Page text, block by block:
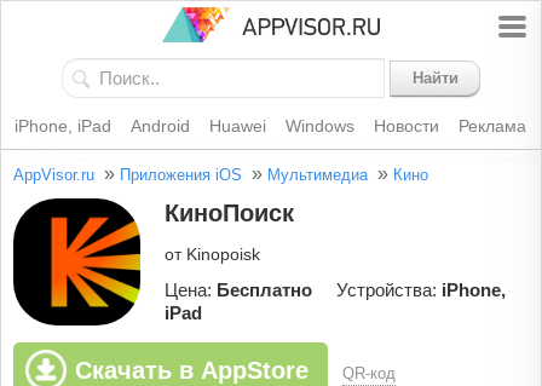
Найти
iPhone, iPad Android Huawei Windows Новости Реклама
AppVisor.ru » Приложения iOS » Мультимедиа » Кино
КиноПоиск
от Kinopoisk
Цена: Бесплатно Устройства: iPhone,
iPad
Скачать в AppStore QR-код